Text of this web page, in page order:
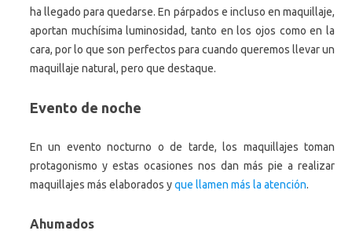
ha llegado para quedarse. En párpados e incluso en maquillaje,
aportan muchísima luminosidad, tanto en los ojos como en la
cara, por lo que son perfectos para cuando queremos llevar un
maquillaje natural, pero que destaque.
Evento de noche
En un evento nocturno o de tarde, los maquillajes toman
protagonismo y estas ocasiones nos dan más pie a realizar
maquillajes más elaborados yque llamen más la atención.
Ahumados